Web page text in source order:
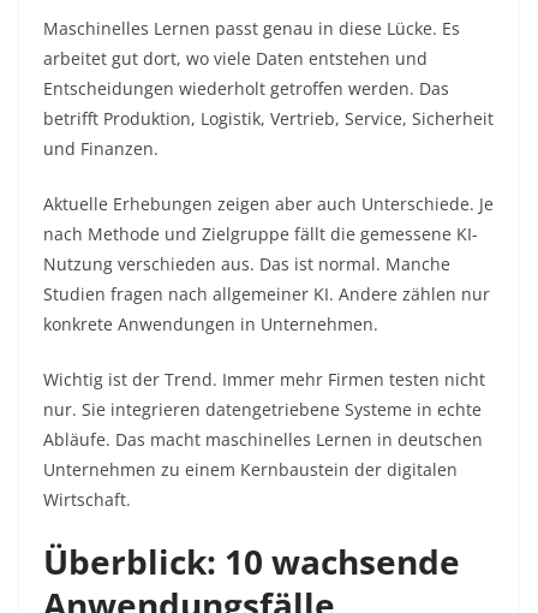
Maschinelles Lernen passt genau in diese Lücke. Es
arbeitet gut dort, wo viele Daten entstehen und
Entscheidungen wiederholt getroffen werden. Das
betrifft Produktion, Logistik, Vertrieb, Service, Sicherheit
und Finanzen.
Aktuelle Erhebungen zeigen aber auch Unterschiede. Je
nach Methode und Zielgruppe fällt die gemessene KI-
Nutzung verschieden aus. Das ist normal. Manche
Studien fragen nach allgemeiner KI. Andere zählen nur
konkrete Anwendungen in Unternehmen.
Wichtig ist der Trend. Immer mehr Firmen testen nicht
nur. Sie integrieren datengetriebene Systeme in echte
Abläufe. Das macht maschinelles Lernen in deutschen
Unternehmen zu einem Kernbaustein der digitalen
Wirtschaft.
Überblick: 10 wachsende